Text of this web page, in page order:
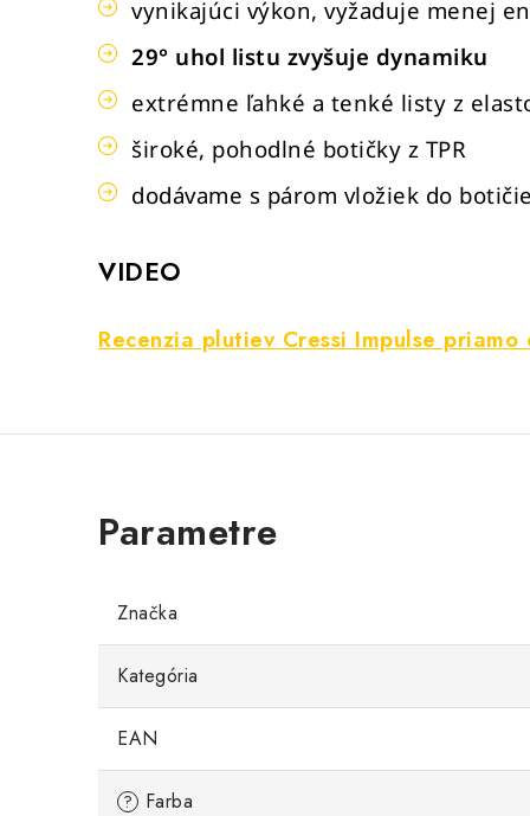
vynikajúci výkon, vyžaduje menej
29° uhol listu zvyšuje dynamiku
extrémne ľahké a tenké listy z
široké, pohodlné botičky z TPR
dodávame s párom vložiek do
VIDEO
Recenzia plutiev Cressi Impulse priamo
Značka
Kategória
EAN
? Farba